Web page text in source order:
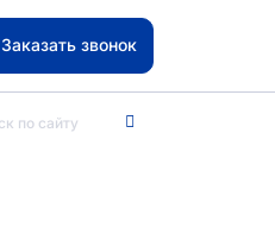
Заказать звонок